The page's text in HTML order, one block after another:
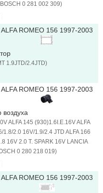
0 281 002 309)
ALFA ROMEO 156 1997-2003
1.9JTD/2.4JTD)
ALFA ROMEO 156 1997-2003
воздуха
ALFA 145 (930)1.6I.E.16V ALFA
2.0 16V/1.9/2.4 JTD ALFA 166
16V 2.0 T. SPARK 16V LANCIA
0 280 218 019)
ALFA ROMEO 156 1997-2003